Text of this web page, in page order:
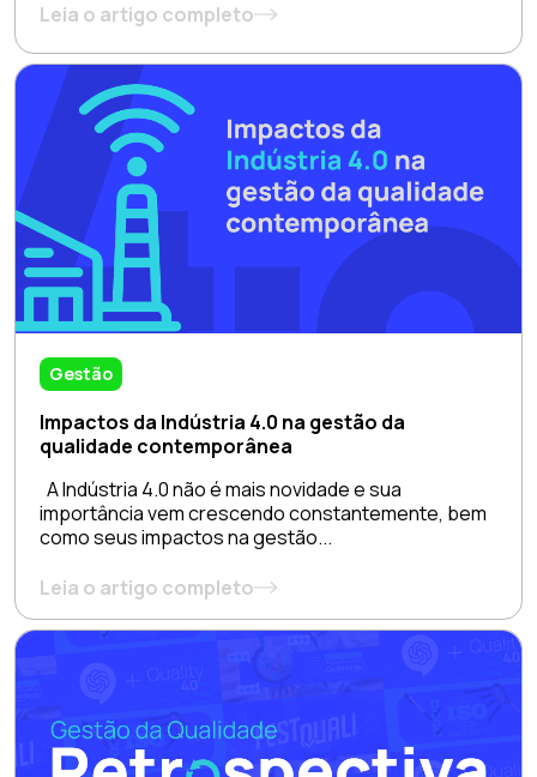
Leia o artigo completo
Gestão
Impactos da Indústria 4.0 na gestão da
qualidade contemporânea
importância vem crescendo constantemente, bem
como seus impactos na gestão...
Leia o artigo completo